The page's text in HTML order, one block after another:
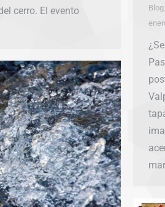
cerro. El evento
Blog,